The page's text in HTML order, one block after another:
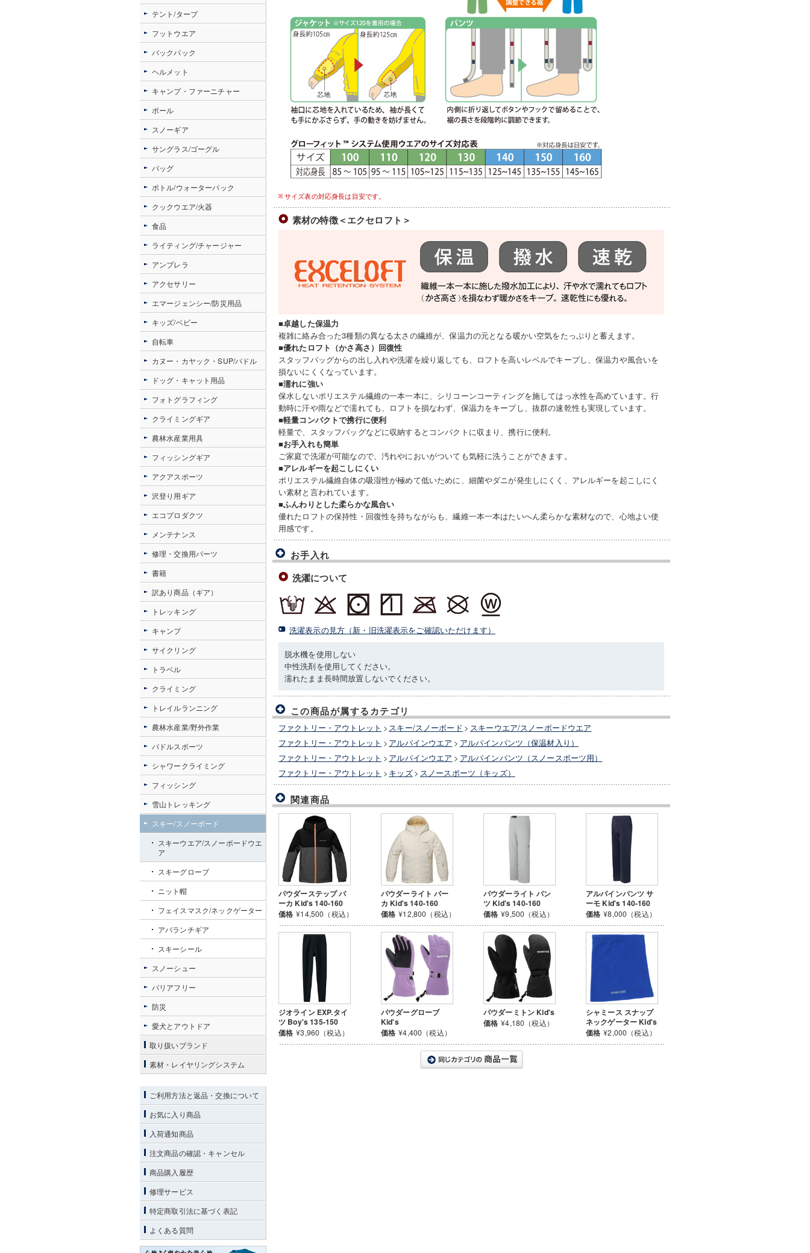
サイズ表の対応身長は目安です。
素材の特徴＜エクセロフト＞
■卓越した保温力
複雑に絡み合った3種類の異なる太さの繊維が、保温力の元となる暖かい空気をたっぷりと蓄えます。
■優れたロフト（かさ高さ）回復性
スタッフバッグからの出し入れや洗濯を繰り返しても、ロフトを高いレベルでキープし、保温力や風合いを
損ないにくくなっています。
■濡れに強い
保水しないポリエステル繊維の一本一本に、シリコーンコーティングを施してはっ水性を高めています。行
動時に汗や雨などで濡れても、ロフトを損なわず、保温力をキープし、抜群の速乾性も実現しています。
■軽量コンパクトで携行に便利
軽量で、スタッフバッグなどに収納するとコンパクトに収まり、携行に便利。
■お手入れも簡単
ご家庭で洗濯が可能なので、汚れやにおいがついても気軽に洗うことができます。
■アレルギーを起こしにくい
ポリエステル繊維自体の吸湿性が極めて低いために、細菌やダニが発生しにくく、アレルギーを起こしにく
い素材と言われています。
■ふんわりとした柔らかな風合い
優れたロフトの保持性・回復性を持ちながらも、繊維一本一本はたいへん柔らかな素材なので、心地よい使
用感です。
お手入れ
洗濯について
洗濯表示の見方（新・旧洗濯表示をご確認いただけます）
脱水機を使用しない
中性洗剤を使用してください。
濡れたまま長時間放置しないでください。
この商品が属するカテゴリ
ファクトリー・アウトレット > スキー/スノーボード > スキーウエア/スノーボードウエア
ファクトリー・アウトレット > アルパインウエア > アルパインパンツ（保温材入り）
ファクトリー・アウトレット > アルパインウエア > アルパインパンツ（スノースポーツ用）
ファクトリー・アウトレット > キッズ> スノースポーツ（キッズ）
関連商品
パウダーステップ パ
ーカ Kid's 140-160
価格 ¥14,500（税込）
パウダーライト パー
カ Kid's 140-160
価格 ¥12,800（税込）
パウダーライト パン
ツ Kid's 140-160
価格 ¥9,500（税込）
アルパインパンツ サ
ーモ Kid's 140-160
価格 ¥8,000（税込）
ジオライン EXP.タイ
ツ Boy's 135-150
価格 ¥3,960（税込）
パウダーグローブ
Kid's
価格 ¥4,400（税込）
パウダーミトン Kid's
価格 ¥4,180（税込）
シャミース スナップ
ネックゲーター Kid's
価格 ¥2,000（税込）
テント/タープ
フットウエア
バックパック
ヘルメット
キャンプ・ファーニチャー
ポール
スノーギア
サングラス/ゴーグル
バッグ
ボトル/ウォーターパック
クックウエア/火器
食品
ライティング/チャージャー
アンブレラ
アクセサリー
エマージェンシー/防災用品
キッズ/ベビー
自転車
カヌー・カヤック・SUP/パドル
ドッグ・キャット用品
フォトグラフィング
クライミングギア
農林水産業用具
フィッシングギア
アクアスポーツ
沢登り用ギア
エコプロダクツ
メンテナンス
修理・交換用パーツ
書籍
訳あり商品（ギア）
トレッキング
キャンプ
サイクリング
トラベル
クライミング
トレイルランニング
農林水産業/野外作業
パドルスポーツ
シャワークライミング
フィッシング
雪山トレッキング
スキー/スノーボード
スキーウエア/スノーボードウエ
ア
スキーグローブ
ニット帽
フェイスマスク/ネックゲーター
アバランチギア
スキーシール
スノーシュー
バリアフリー
防災
愛犬とアウトドア
取り扱いブランド
素材・レイヤリングシステム
ご利用方法と返品・交換について
お気に入り商品
入荷通知商品
注文商品の確認・キャンセル
商品購入履歴
修理サービス
特定商取引法に基づく表記
よくある質問